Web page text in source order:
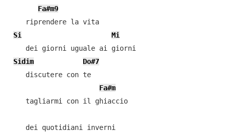
Fa#m9
    riprendere la vita
Si
Mi
    dei giorni uguale ai giorni
Sidim
Do#7
    discutere con te
Fa#m
    tagliarmi con il ghiaccio